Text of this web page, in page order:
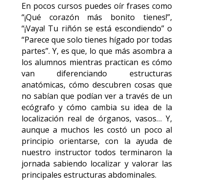
En pocos cursos puedes oír frases como
“¡Qué corazón más bonito tienes!”,
“¡Vaya! Tu riñón se está escondiendo” o
“Parece que solo tienes hígado por todas
partes”. Y, es que, lo que más asombra a
los alumnos mientras practican es cómo
van diferenciando estructuras
anatómicas, cómo descubren cosas que
no sabían que podían ver a través de un
ecógrafo y cómo cambia su idea de la
localización real de órganos, vasos… Y,
aunque a muchos les costó un poco al
principio orientarse, con la ayuda de
nuestro instructor todos terminaron la
jornada sabiendo localizar y valorar las
principales estructuras abdominales.